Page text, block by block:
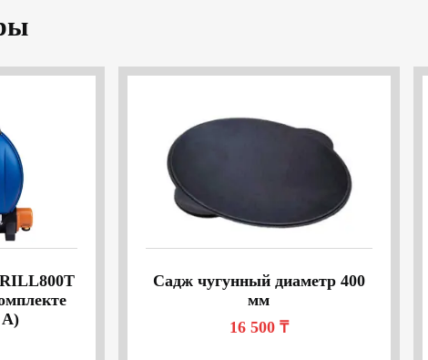
А)
Садж чугунный диаметр 400
мм
16 500 ₸